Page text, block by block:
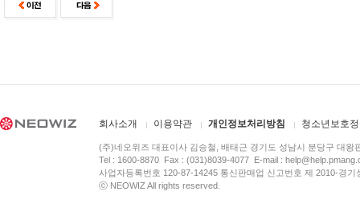
회사소개 이용약관 개인정보처리방침 청소년보호
(주)네오위즈 대표이사 김승철, 배태근 경기도 성남시 분당구 대왕
Tel : 1600-8870 Fax : (031)8039-4077 E-mail :
사업자등록번호 120-87-14245 통신판매업 신고번호 제 2010-경
ⓒ NEOWIZ All rights reserved.